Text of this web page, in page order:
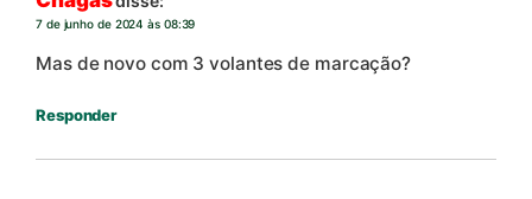
7 de junho de 2024 às 08:39
Mas de novo com 3 volantes de marcação?
Responder